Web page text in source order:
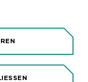
Motto will das
Dortmund
den Fokus stellen.